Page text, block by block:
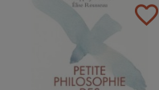
favorite_border